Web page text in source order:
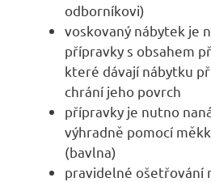
odborníkovi)
voskovaný nábytek je
přípravky s obsahem
které dávají nábytku
chrání jeho povrch
přípravky je nutno
výhradně pomocí
(bavlna)
pravidelné ošetřování